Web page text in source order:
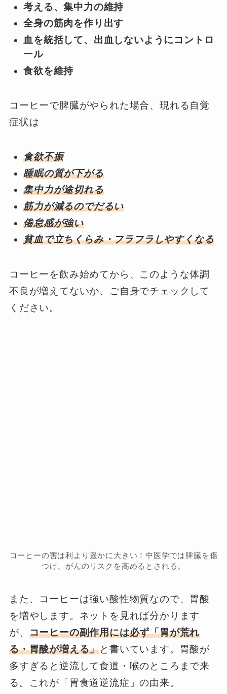
考える、集中力の維持
全身の筋肉を作り出す
血を統括して、出血しないようにコントロ
ール
食欲を維持
コーヒーで脾臓がやられた場合、現れる自覚
症状は
食欲不振
睡眠の質が下がる
集中力が途切れる
筋力が減るのでだるい
倦怠感が強い
貧血で立ちくらみ・フラフラしやすくなる
コーヒーを飲み始めてから、このような体調
不良が増えてないか、ご自身でチェックして
ください。
コーヒーの害は利より遥かに大きい！中医学では脾臓を傷
つけ、がんのリスクを高めるとされる。
また、コーヒーは強い酸性物質なので、胃酸
を増やします。ネットを見れば分かります
が、 コーヒーの副作用には必ず「胃が荒れ
る・胃酸が増える」と書いています。胃酸が
多すぎると逆流して食道・喉のところまで来
る。これが「胃食道逆流症」の由来。